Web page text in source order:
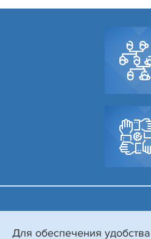
Разработка и поддержка сайта
Для обеспечения